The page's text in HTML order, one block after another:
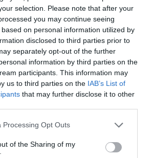
selection. Please note that after your
you may continue seeing
on personal information utilized by
disclosed to third parties prior to
separately opt-out of the further
information by third parties on the
participants. This information may
us to third parties on the IAB’s List of
that may further disclose it to other
Processing Opt Outs
of the Sharing of my
di cambiare la tradizione orale, di
siano le proprie, che e’ insomma
se stessa da quando fece la sua
nel 1400, proveniente dall’India.
assoluta indifferente al contesto
l’inutilita’ delle sanzioni (il carcere per un
che nel ‘manghel’ (elemosina) ha l’unica
guadagnati lo status di minoranza. Oggi i